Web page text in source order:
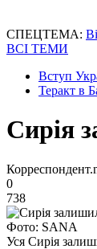
СПЕЦТЕМА:
ВСІ ТЕМИ
Вступ
Теракт в
Сирія
0
738
Фото: SANA
Уся Сирія